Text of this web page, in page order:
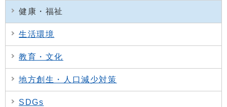
健康・福祉
生活環境
教育・文化
地方創生・人口減少対策
SDGs